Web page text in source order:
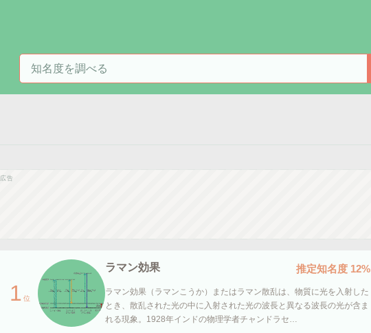
知名度を検索
広告
1 位
ラマン効果 推定知名度 12%
ラマン効果（ラマンこうか）またはラマン散乱は、物質に光を入射した
とき、散乱された光の中に入射された光の波長と異なる波長の光が含ま
れる現象。1928年インドの物理学者チャンドラセ…